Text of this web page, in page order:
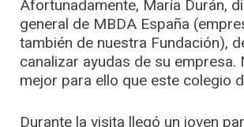
Afortunadamente, María Durán,
general de MBDA España
también de nuestra Fundación),
canalizar ayudas de su empresa.
mejor para ello que este colegio
Durante la visita llegó un joven